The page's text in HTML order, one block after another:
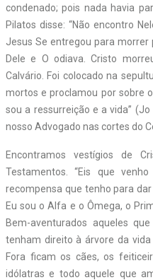
condenado; pois nada havia
Pilatos disse: “Não encontro
Jesus Se entregou para morrer
Dele e O odiava. Cristo
Calvário. Foi colocado na
mortos e proclamou por sobre
sou a ressurreição e a vida”
nosso Advogado nas cortes do
Encontramos vestígios de
Testamentos. “Eis que
recompensa que tenho para
Eu sou o Alfa e o Ômega, o
Bem-aventurados aqueles
tenham direito à árvore da
Fora ficam os cães, os
idólatras e todo aquele que